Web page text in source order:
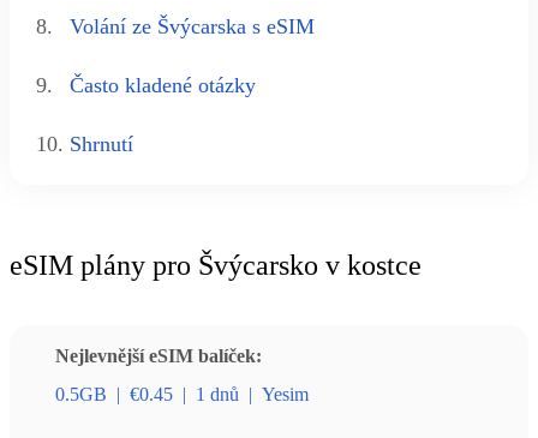
8. Volání ze Švýcarska s eSIM
9. Často kladené otázky
10. Shrnutí
eSIM plány pro Švýcarsko v kostce
Nejlevnější eSIM balíček:
0.5GB | €0.45 | 1 dnů | Yesim